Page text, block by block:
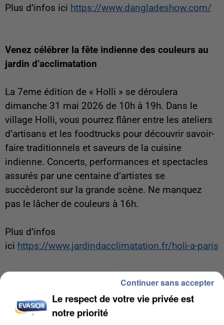
Plus d’infos ici https://www.dangladeshow.com/
Venez célébrer la fête indienne des couleurs au
jardin d’acclimatation
La 7eme édition de « Holli » se déroulera
dimanche 31 mai 2026 de 10h à 19h. Dans le
village Holli, vous pourrez flâner entre les ateliers
d’artisans et les foodtrucks pour découvrir savoir-
faire traditionnels et saveurs de la cuisine
indienne. Concerts, performances et spectacles
assurés par une centaine d’artistes se
succèderont sur la grande scène. Ne manquez
pas le lâcher de couleurs à 16h.
Plus d’infos
ici https://www.jardindacclimatation.fr/holi-a-paris
Le respect de votre vie privée est
notre priorité
Continuer sans accepter